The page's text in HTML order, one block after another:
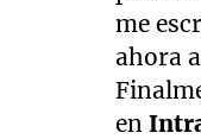
me
ahora
en